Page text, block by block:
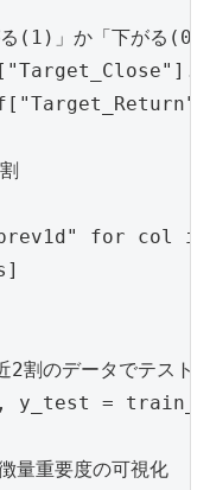
(1)」か「下がる(0)
for col
割のデータでテスト
y_test =
重要度の可視化